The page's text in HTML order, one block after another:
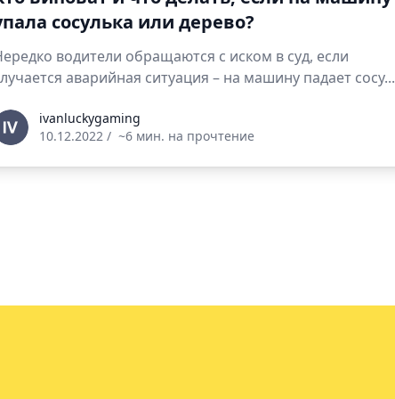
сосулька или дерево?
водители обращаются с иском в суд, если
аварийная ситуация – на машину падает сосу...
ivanluckygaming
10.12.2022 / ~6 мин. на прочтение